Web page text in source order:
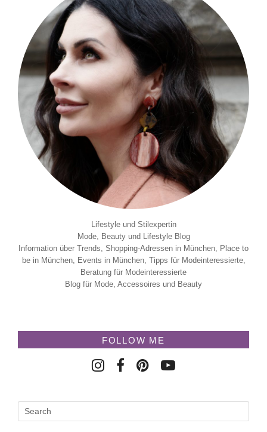
Lifestyle und Stilexpertin
Mode, Beauty und Lifestyle Blog
Information über Trends, Shopping-Adressen in München, Place to
be in München, Events in München, Tipps für Modeinteressierte,
Beratung für Modeinteressierte
Blog für Mode, Accessoires und Beauty
FOLLOW ME